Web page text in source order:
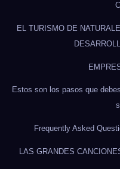
EL TURISMO DE
Estos son los pasos que
Frequently Asked
LAS GRANDES